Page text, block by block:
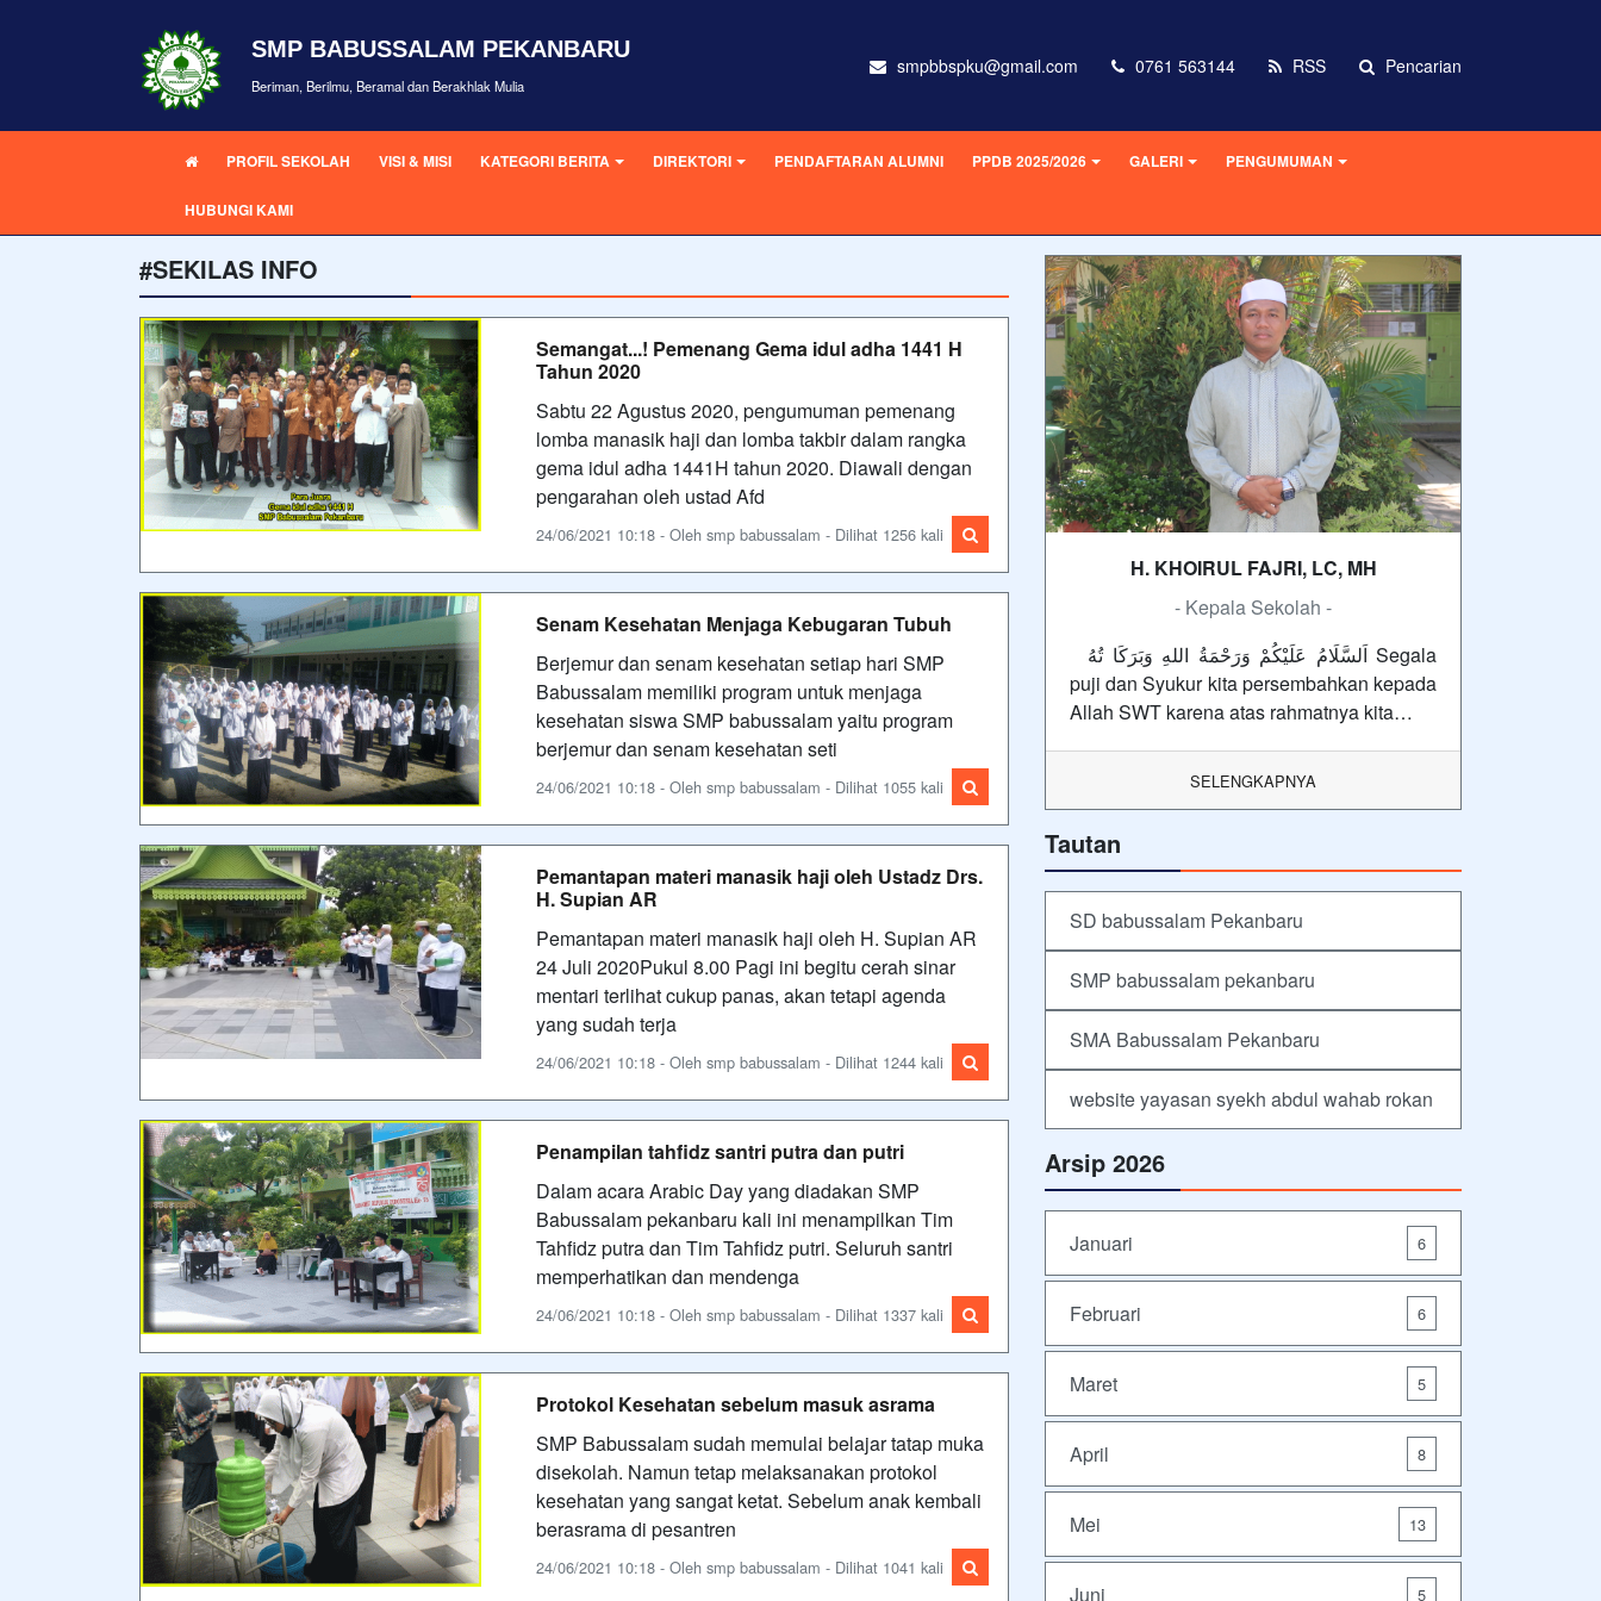
SMP BABUSSALAM PEKANBARU
Beriman, Berilmu, Beramal dan Berakhlak Mulia
smpbbspku@gmail.com 0761 563144 RSS Pencarian
PROFIL SEKOLAH VISI & MISI KATEGORI BERITA DIREKTORI PENDAFTARAN ALUMNI PPDB 2025/2026 GALERI PENGUMUMAN
HUBUNGI KAMI
#SEKILAS INFO
Semangat...! Pemenang Gema idul adha 1441 H
Tahun 2020
Sabtu 22 Agustus 2020, pengumuman pemenang
lomba manasik haji dan lomba takbir dalam rangka
gema idul adha 1441H tahun 2020. Diawali dengan
pengarahan oleh ustad Afd
24/06/2021 10:18 - Oleh smp babussalam - Dilihat 1256 kali
Senam Kesehatan Menjaga Kebugaran Tubuh
Berjemur dan senam kesehatan setiap hari SMP
Babussalam memiliki program untuk menjaga
kesehatan siswa SMP babussalam yaitu program
berjemur dan senam kesehatan seti
24/06/2021 10:18 - Oleh smp babussalam - Dilihat 1055 kali
Pemantapan materi manasik haji oleh Ustadz Drs.
H. Supian AR
Pemantapan materi manasik haji oleh H. Supian AR
24 Juli 2020Pukul 8.00 Pagi ini begitu cerah sinar
mentari terlihat cukup panas, akan tetapi agenda
yang sudah terja
24/06/2021 10:18 - Oleh smp babussalam - Dilihat 1244 kali
Penampilan tahfidz santri putra dan putri
Dalam acara Arabic Day yang diadakan SMP
Babussalam pekanbaru kali ini menampilkan Tim
Tahfidz putra dan Tim Tahfidz putri. Seluruh santri
memperhatikan dan mendenga
24/06/2021 10:18 - Oleh smp babussalam - Dilihat 1337 kali
Protokol Kesehatan sebelum masuk asrama
SMP Babussalam sudah memulai belajar tatap muka
disekolah. Namun tetap melaksanakan protokol
kesehatan yang sangat ketat. Sebelum anak kembali
berasrama di pesantren
24/06/2021 10:18 - Oleh smp babussalam - Dilihat 1041 kali
H. KHOIRUL FAJRI, LC, MH
- Kepala Sekolah -
puji dan Syukur kita persembahkan kepada
Allah SWT karena atas rahmatnya kita…
SELENGKAPNYA
Tautan
SD babussalam Pekanbaru
SMP babussalam pekanbaru
SMA Babussalam Pekanbaru
website yayasan syekh abdul wahab rokan
Arsip 2026
Januari 6
Februari 6
Maret 5
April 8
Mei 13
Juni 5